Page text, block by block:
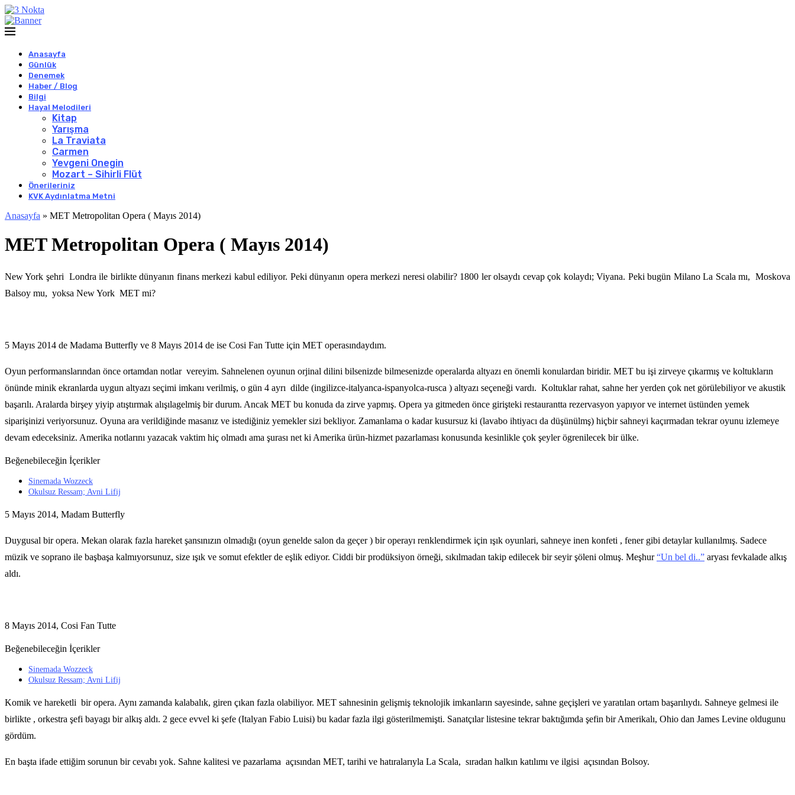
Anasayfa
Günlük
Denemek
Haber / Blog
Bilgi
Hayal Melodileri
Kitap
Yarışma
La Traviata
Carmen
Yevgeni Onegin
Mozart – Sihirli Flüt
Önerileriniz
KVK Aydınlatma Metni
Anasayfa » MET Metropolitan Opera ( Mayıs 2014)
MET Metropolitan Opera ( Mayıs 2014)
New York şehri Londra ile birlikte dünyanın finans merkezi kabul ediliyor. Peki dünyanın opera merkezi neresi olabilir? 1800 ler olsaydı cevap çok kolaydı; Viyana. Peki bugün Milano La Scala mı, Moskova
Balsoy mu, yoksa New York MET mi?
5 Mayıs 2014 de Madama Butterfly ve 8 Mayıs 2014 de ise Cosi Fan Tutte için MET operasındaydım.
Oyun performanslarından önce ortamdan notlar vereyim. Sahnelenen oyunun orjinal dilini bilsenizde bilmesenizde operalarda altyazı en önemli konulardan biridir. MET bu işi zirveye çıkarmış ve koltukların
önünde minik ekranlarda uygun altyazı seçimi imkanı verilmiş, o gün 4 ayrı dilde (ingilizce-italyanca-ispanyolca-rusca ) altyazı seçeneği vardı. Koltuklar rahat, sahne her yerden çok net görülebiliyor ve akustik
başarılı. Aralarda birşey yiyip atıştırmak alışılagelmiş bir durum. Ancak MET bu konuda da zirve yapmış. Opera ya gitmeden önce girişteki restaurantta rezervasyon yapıyor ve internet üstünden yemek
siparişinizi veriyorsunuz. Oyuna ara verildiğinde masanız ve istediğiniz yemekler sizi bekliyor. Zamanlama o kadar kusursuz ki (lavabo ihtiyacı da düşünülmş) hiçbir sahneyi kaçırmadan tekrar oyunu izlemeye
devam edeceksiniz. Amerika notlarını yazacak vaktim hiç olmadı ama şurası net ki Amerika ürün-hizmet pazarlaması konusunda kesinlikle çok şeyler ögrenilecek bir ülke.
Beğenebileceğin İçerikler
Sinemada Wozzeck
Okulsuz Ressam; Avni Lifij
5 Mayıs 2014, Madam Butterfly
Duygusal bir opera. Mekan olarak fazla hareket şansınızın olmadığı (oyun genelde salon da geçer ) bir operayı renklendirmek için ışık oyunlari, sahneye inen konfeti , fener gibi detaylar kullanılmış. Sadece
müzik ve soprano ile başbaşa kalmıyorsunuz, size ışık ve somut efektler de eşlik ediyor. Ciddi bir prodüksiyon örneği, sıkılmadan takip edilecek bir seyir şöleni olmuş. Meşhur“Un bel di..” aryası fevkalade alkış
aldı.
8 Mayıs 2014, Cosi Fan Tutte
Beğenebileceğin İçerikler
Sinemada Wozzeck
Okulsuz Ressam; Avni Lifij
Komik ve hareketli bir opera. Aynı zamanda kalabalık, giren çıkan fazla olabiliyor. MET sahnesinin gelişmiş teknolojik imkanların sayesinde, sahne geçişleri ve yaratılan ortam başarılıydı. Sahneye gelmesi ile
birlikte , orkestra şefi bayagı bir alkış aldı. 2 gece evvel ki şefe (Italyan Fabio Luisi) bu kadar fazla ilgi gösterilmemişti. Sanatçılar listesine tekrar baktığımda şefin bir Amerikalı, Ohio dan James Levine oldugunu
gördüm.
En başta ifade ettiğim sorunun bir cevabı yok. Sahne kalitesi ve pazarlama açısından MET, tarihi ve hatıralarıyla La Scala, sıradan halkın katılımı ve ilgisi açısından Bolsoy.